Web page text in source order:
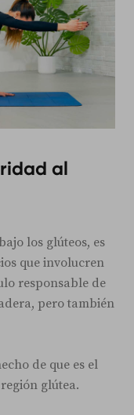
al
los glúteos, es
que involucren
responsable de
pero también
de que es el
glútea.